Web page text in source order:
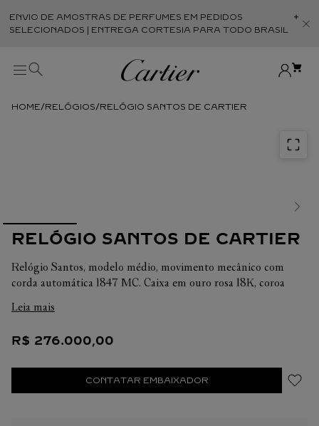
ENVIO DE AMOSTRAS DE PERFUMES EM PEDIDOS
SELECIONADOS | ENTREGA CORTESIA PARA TODO BRASIL
RELÓGIOS RELÓGIO SANTOS DE CARTIER
RELÓGIO SANTOS DE CARTIER
Relógio Santos, modelo médio, movimento mecânico com
corda automática 1847 MC. Caixa em ouro rosa 18K, coroa
facetada, mostrador opalino prateado, ponteiros em aço
rosa 18K com sistema de ajuste “SmartLink”. Segunda pulseira
em ouro rosa 18K. As duas pulseiras possuem sistema
intercambiável “QuickSwitch”. Largura da caixa: 35,1 mm,
Leia mais
R$ 276.000,00
CONTATAR EMBAIXADOR